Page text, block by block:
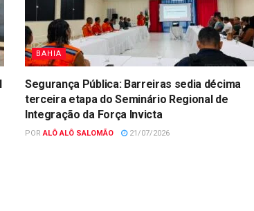
BAHIA
Segurança Pública: Barreiras sedia décima
terceira etapa do Seminário Regional de
Integração da Força Invicta
POR ALÔ ALÔ SALOMÃO 21/07/2026